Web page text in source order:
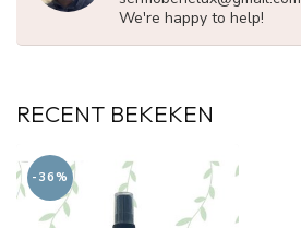
We're happy to help!
RECENT BEKEKEN
-36%